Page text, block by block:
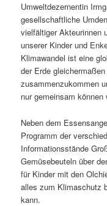
Umweltdezernentin
gesellschaftliche
vielfältiger Akteurinnen
unserer Kinder und
Klimawandel ist eine
der Erde
zusammenzukommen
nur gemeinsam können
Neben dem
Programm der
Informationsstände
Gemüsebeuteln über
für Kinder mit den
alles zum Klimaschutz
kann.